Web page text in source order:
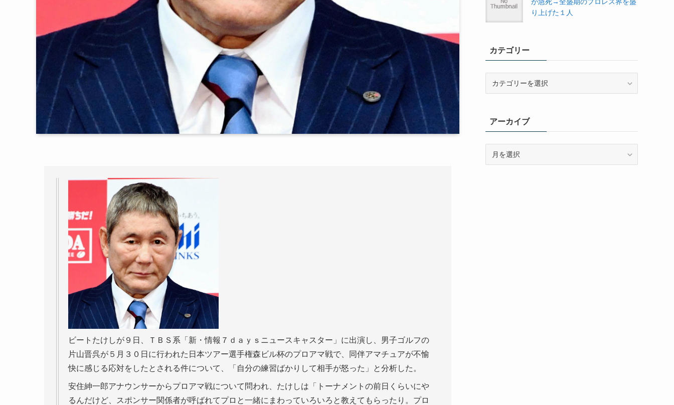
ビートたけしが９日、ＴＢＳ系「新・情報７ｄａｙｓニュースキャスター」に出演し、男子ゴルフの
片山晋呉が５月３０日に行われた日本ツアー選手権森ビル杯のプロアマ戦で、同伴アマチュアが不愉
快に感じる応対をしたとされる件について、「自分の練習ばかりして相手が怒った」と分析した。
安住紳一郎アナウンサーからプロアマ戦について問われ、たけしは「トーナメントの前日くらいにや
るんだけど、スポンサー関係者が呼ばれてプロと一緒にまわっていろいろと教えてもらったり。プロ
り上げた１人
カテゴリー
ーアーカイブ